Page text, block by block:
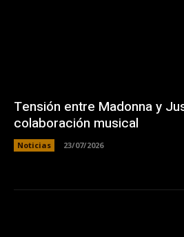
Tensión entre Madonna y
colaboración musical
Noticias 23/07/2026